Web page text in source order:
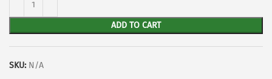
ADD TO CART
SKU: N/A